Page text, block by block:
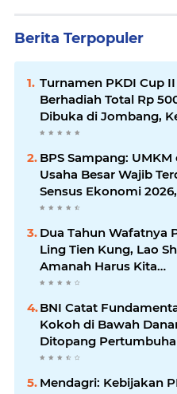
Berita Terpopuler
Turnamen PKDI Cup
Berhadiah Total Rp
Dibuka di Jombang,
Jatim Syaifullah Mahdi:
Komunikasi Antar-
Memajukan Desa
BPS Sampang: UMKM
Usaha Besar Wajib
Sensus Ekonomi
Kebijakan Tepat
Dua Tahun Wafatnya
Ling Tien Kung, Lao
Amanah Harus Kita
Laksanakan!
BNI Catat
Kokoh di Bawah
Ditopang
dan Kualitas Aset
Mendagri: Kebijakan